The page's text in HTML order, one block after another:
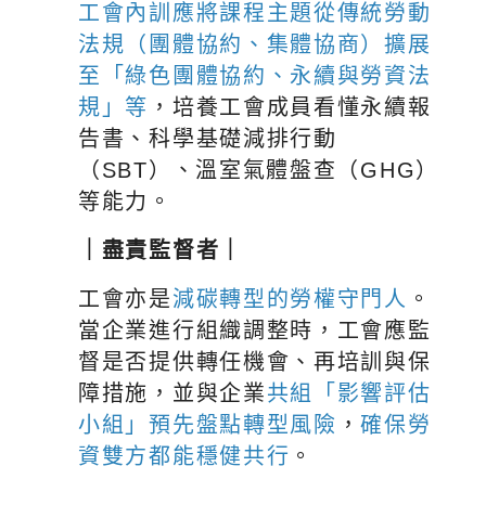
工會內訓應將課程主題從傳統勞動
法規（團體協約、集體協商）擴展
至「綠色團體協約、永續與勞資法
規」等 ，培養工會成員看懂永續報
告書、科學基礎減排行動
（SBT）、溫室氣體盤查（GHG）
等能力。
｜盡責監督者｜
工會亦是減碳轉型的勞權守門人 。
當企業進行組織調整時，工會應監
督是否提供轉任機會、再培訓與保
障措施，並與企業共組「影響評估
小組」預先盤點轉型風險 ，確保勞
資雙方都能穩健共行 。